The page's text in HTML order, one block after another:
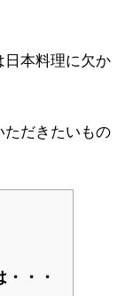
日本料理に欠か
ただきたいもの
・・